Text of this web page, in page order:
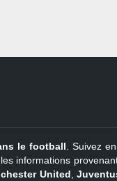
le football. Suivez
informations
United,